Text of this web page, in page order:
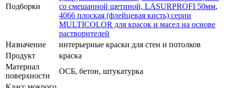
Подборки
со смешанной щетиной, LASURPROFI 50мм,
4066 плоская (флейцевая кисть) серии
MULTICOLOR для красок и масел на основе
растворителей
Назначение
интерьерные краски для стен и потолков
Продукт
краска
Материал
поверхности
ОСБ, бетон, штукатурка